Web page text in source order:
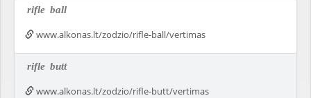
rifle ball
www.alkonas.lt/zodzio/rifle-ball/vertimas
rifle butt
www.alkonas.lt/zodzio/rifle-butt/vertimas